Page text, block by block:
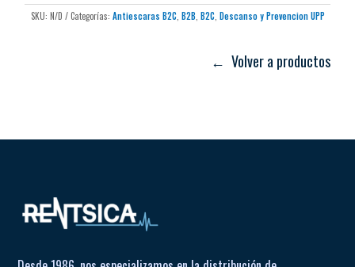
SKU: N/D Categorías: Antiescaras B2C, B2B, B2C, Descanso y Prevencion UPP
← Volver a productos